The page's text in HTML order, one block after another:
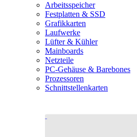
Arbeitsspeicher
Festplatten & SSD
Grafikkarten
Laufwerke
Lüfter & Kühler
Mainboards
Netzteile
PC-Gehäuse & Barebones
Prozessoren
Schnittstellenkarten